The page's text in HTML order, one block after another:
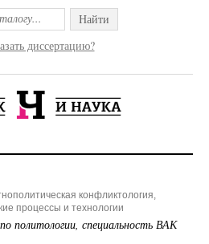
Найти
диссертацию?
конфликтология,
процессы и технологии
политологии, специальность ВАК